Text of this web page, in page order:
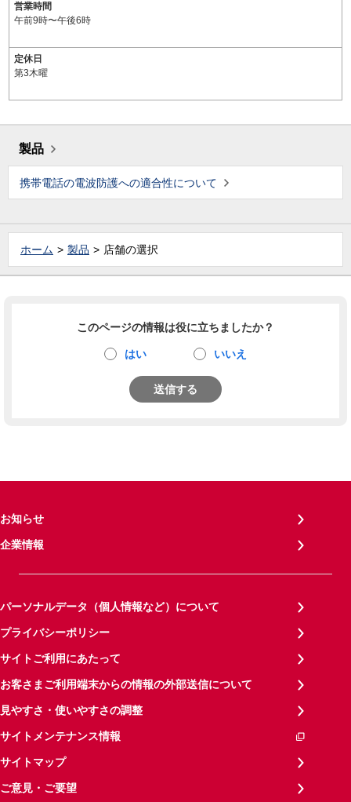
営業時間
午前9時〜午後6時
定休日
第3木曜
製品
携帯電話の電波防護への適合性について
ホーム 製品 店舗の選択
このページの情報は役に立ちましたか？
はい いいえ
送信する
お知らせ
企業情報
パーソナルデータ（個人情報など）について
プライバシーポリシー
サイトご利用にあたって
お客さまご利用端末からの情報の外部送信について
見やすさ・使いやすさの調整
サイトメンテナンス情報
サイトマップ
ご意見・ご要望